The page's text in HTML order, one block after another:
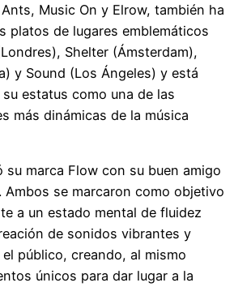
Music On y Elrow, también ha
platos de lugares emblemáticos
Shelter (Ámsterdam),
y Sound (Los Ángeles) y está
estatus como una de las
más dinámicas de la música
su marca Flow con su buen amigo
Ambos se marcaron como objetivo
a un estado mental de fluidez
de sonidos vibrantes y
público, creando, al mismo
únicos para dar lugar a la